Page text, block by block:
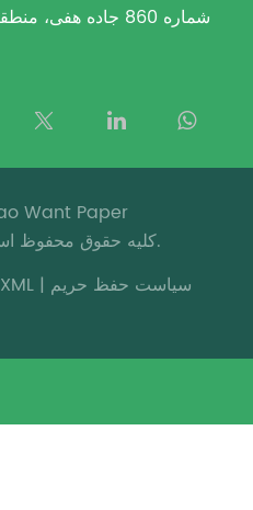
شماره 860 جاده
Packaging Co., Ltd. کلیه حقوق محفوظ است.
XML | سیاست حفظ حریم